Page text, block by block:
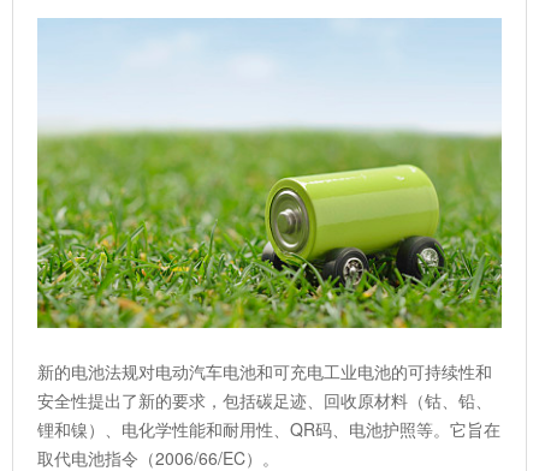
新的电池法规对电动汽车电池和可充电工业电池的可持续性和
安全性提出了新的要求，包括碳足迹、回收原材料（钴、铅、
锂和镍）、电化学性能和耐用性、QR码、电池护照等。它旨在
取代电池指令（2006/66/EC）。